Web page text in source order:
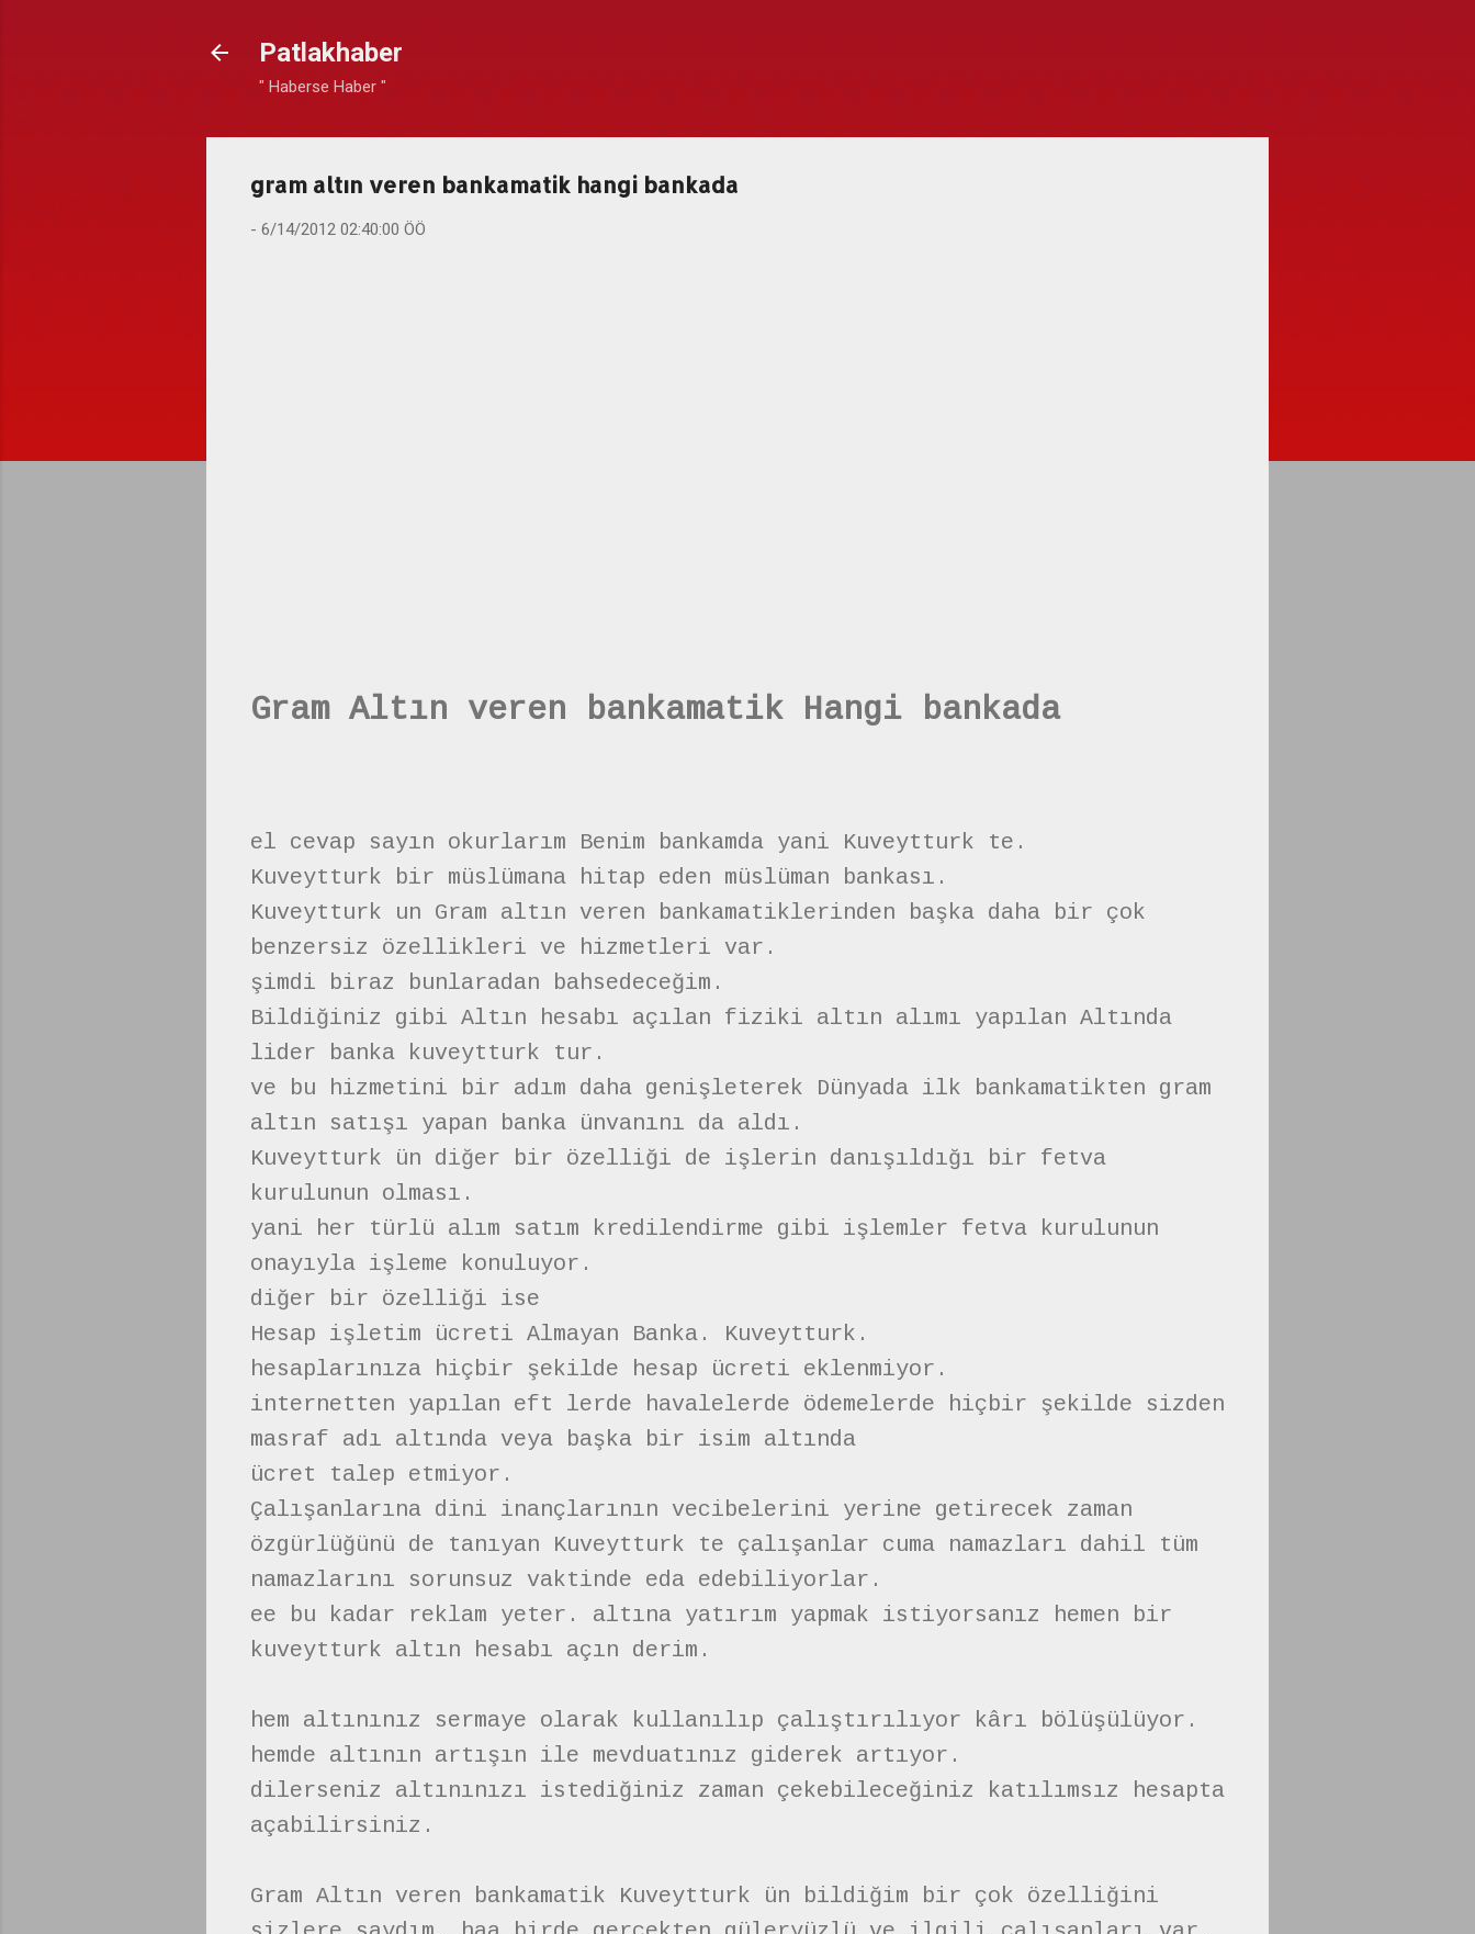
Patlakhaber
" Haberse Haber "
gram altın veren bankamatik hangi bankada
- 6/14/2012 02:40:00 ÖÖ
Gram Altın veren bankamatik Hangi bankada
el cevap sayın okurlarım Benim bankamda yani Kuveytturk te.
Kuveytturk bir müslümana hitap eden müslüman bankası.
Kuveytturk un Gram altın veren bankamatiklerinden başka daha bir çok
benzersiz özellikleri ve hizmetleri var.
şimdi biraz bunlaradan bahsedeceğim.
Bildiğiniz gibi Altın hesabı açılan fiziki altın alımı yapılan Altında
lider banka kuveytturk tur.
ve bu hizmetini bir adım daha genişleterek Dünyada ilk bankamatikten gram
altın satışı yapan banka ünvanını da aldı.
Kuveytturk ün diğer bir özelliği de işlerin danışıldığı bir fetva
kurulunun olması.
yani her türlü alım satım kredilendirme gibi işlemler fetva kurulunun
onayıyla işleme konuluyor.
diğer bir özelliği ise
Hesap işletim ücreti Almayan Banka. Kuveytturk.
hesaplarınıza hiçbir şekilde hesap ücreti eklenmiyor.
internetten yapılan eft lerde havalelerde ödemelerde hiçbir şekilde sizden
masraf adı altında veya başka bir isim altında
ücret talep etmiyor.
Çalışanlarına dini inançlarının vecibelerini yerine getirecek zaman
özgürlüğünü de tanıyan Kuveytturk te çalışanlar cuma namazları dahil tüm
namazlarını sorunsuz vaktinde eda edebiliyorlar.
ee bu kadar reklam yeter. altına yatırım yapmak istiyorsanız hemen bir
kuveytturk altın hesabı açın derim.
hem altınınız sermaye olarak kullanılıp çalıştırılıyor kârı bölüşülüyor.
hemde altının artışın ile mevduatınız giderek artıyor.
dilerseniz altınınızı istediğiniz zaman çekebileceğiniz katılımsız hesapta
açabilirsiniz.
Gram Altın veren bankamatik Kuveytturk ün bildiğim bir çok özelliğini